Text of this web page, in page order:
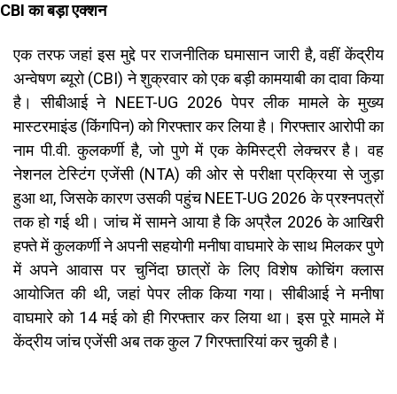
CBI का बड़ा एक्शन
एक तरफ जहां इस मुद्दे पर राजनीतिक घमासान जारी है, वहीं केंद्रीय
अन्वेषण ब्यूरो (CBI) ने शुक्रवार को एक बड़ी कामयाबी का दावा किया
है। सीबीआई ने NEET-UG 2026 पेपर लीक मामले के मुख्य
मास्टरमाइंड (किंगपिन) को गिरफ्तार कर लिया है। गिरफ्तार आरोपी का
नाम पी.वी. कुलकर्णी है, जो पुणे में एक केमिस्ट्री लेक्चरर है। वह
नेशनल टेस्टिंग एजेंसी (NTA) की ओर से परीक्षा प्रक्रिया से जुड़ा
हुआ था, जिसके कारण उसकी पहुंच NEET-UG 2026 के प्रश्नपत्रों
तक हो गई थी। जांच में सामने आया है कि अप्रैल 2026 के आखिरी
हफ्ते में कुलकर्णी ने अपनी सहयोगी मनीषा वाघमारे के साथ मिलकर पुणे
में अपने आवास पर चुनिंदा छात्रों के लिए विशेष कोचिंग क्लास
आयोजित की थी, जहां पेपर लीक किया गया। सीबीआई ने मनीषा
वाघमारे को 14 मई को ही गिरफ्तार कर लिया था। इस पूरे मामले में
केंद्रीय जांच एजेंसी अब तक कुल 7 गिरफ्तारियां कर चुकी है।